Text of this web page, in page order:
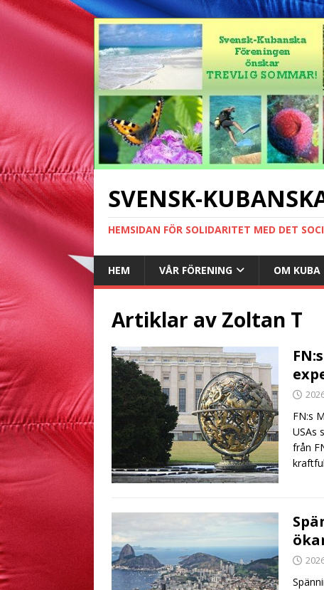
SVENSK-
HEMSIDAN FÖR SOLIDARITET MED DET
HEM VÅR FÖRENING OM KUBA
Artiklar av Zoltan T
FN:s
USAs
från